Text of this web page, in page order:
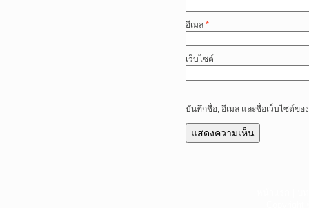
อีเมล *
เว็บไซต์
บันทึกชื่อ, อีเมล และชื่อเว็บไซต์ขอ